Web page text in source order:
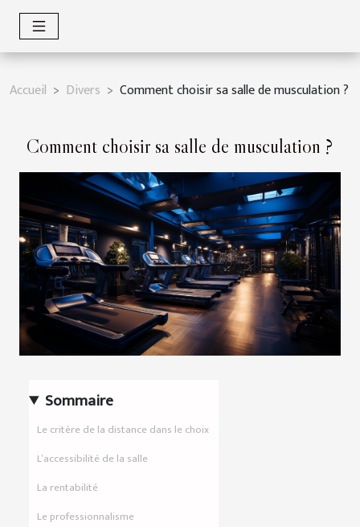
Accueil Divers Comment choisir sa salle de musculation ?
Comment choisir sa salle de musculation ?
Sommaire
Le critère de la distance dans le choix
L’accessibilité de la salle
La rentabilité
Le professionnalisme